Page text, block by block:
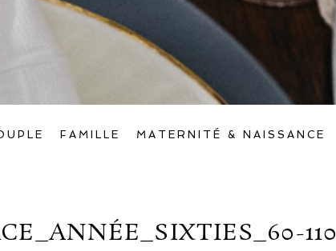
FAMILLE MATERNITÉ & NAISSANCE
110